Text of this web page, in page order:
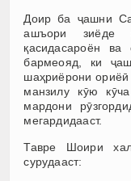
Доир ба ҷашни
ашъори зиёде
қасидасароён ва
бармеояд, ки
шаҳриёрони
манзилу кӯю
мардони
мегардидааст.
Тавре Шоири
сурудааст: